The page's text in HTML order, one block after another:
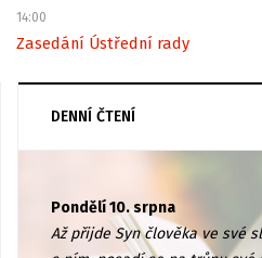
14:00
Zasedání Ústřední rady
DENNÍ ČTENÍ
Pondělí 10. srpna
Až přijde Syn člověka ve své